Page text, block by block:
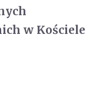
w Kościele